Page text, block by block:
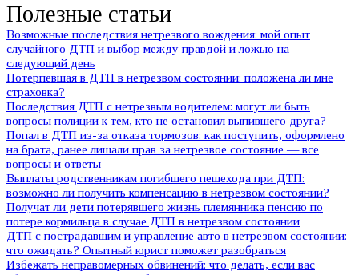
Полезные статьи
Возможные последствия нетрезвого вождения: мой опыт
случайного ДТП и выбор между правдой и ложью на
следующий день
Потерпевшая в ДТП в нетрезвом состоянии: положена ли мне
страховка?
Последствия ДТП с нетрезвым водителем: могут ли быть
вопросы полиции к тем, кто не остановил выпившего друга?
Попал в ДТП из-за отказа тормозов: как поступить, оформлено
на брата, ранее лишали прав за нетрезвое состояние — все
вопросы и ответы
Выплаты родственникам погибшего пешехода при ДТП:
возможно ли получить компенсацию в нетрезвом состоянии?
Получат ли дети потерявшего жизнь племянника пенсию по
потере кормильца в случае ДТП в нетрезвом состоянии
ДТП с пострадавшим и управление авто в нетрезвом состоянии:
что ожидать? Опытный юрист поможет разобраться
Избежать неправомерных обвинений: что делать, если вас